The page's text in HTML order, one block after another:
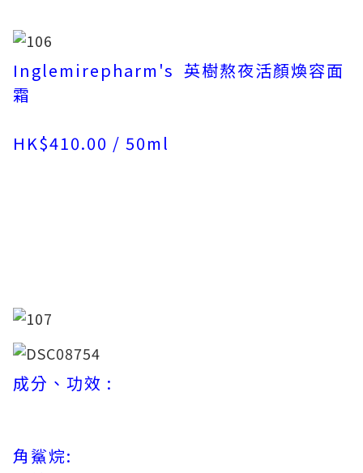
Inglemirepharm's 英樹熬夜活顏煥容面
霜
HK$410.00 / 50ml
成分、功效 :
角鯊烷: